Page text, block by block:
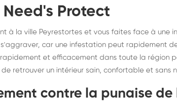
Destruction de nid de
frelons asiatiques :
intervention partout en
France
Need's Protect
à la ville Peyrestortes et vous faites face à une
car une infestation peut rapidement
et efficacement dans toute la région
retrouver un intérieur sain, confortable et sans
contre la punaise de